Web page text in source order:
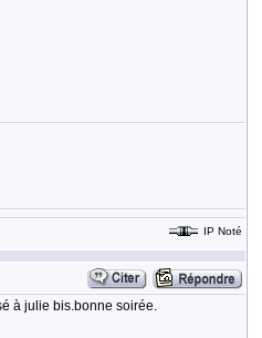
IP Noté
à julie bis.bonne soirée.